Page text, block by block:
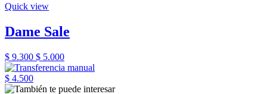
Quick view
Dame Sale
$ 9.300 $ 5.000
$ 4.500